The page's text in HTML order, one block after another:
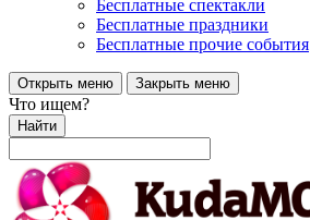
Бесплатные спектакли
Бесплатные праздники
Бесплатные прочие события
Открыть меню Закрыть меню
Что ищем?
Найти